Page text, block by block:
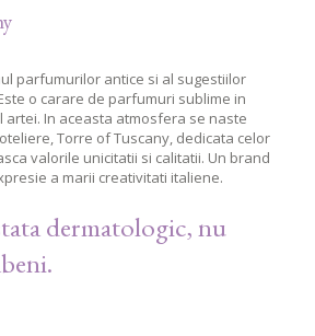
parfumurilor antice si al sugestiilor
o carare de parfumuri sublime in
artei. In aceasta atmosfera se naste
Torre of Tuscany, dedicata celor
valorile unicitatii si calitatii. Un brand
a marii creativitati italiene.
dermatologic, nu